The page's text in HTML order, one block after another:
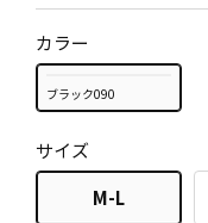
カラー
ブラック090
サイズ
M-L